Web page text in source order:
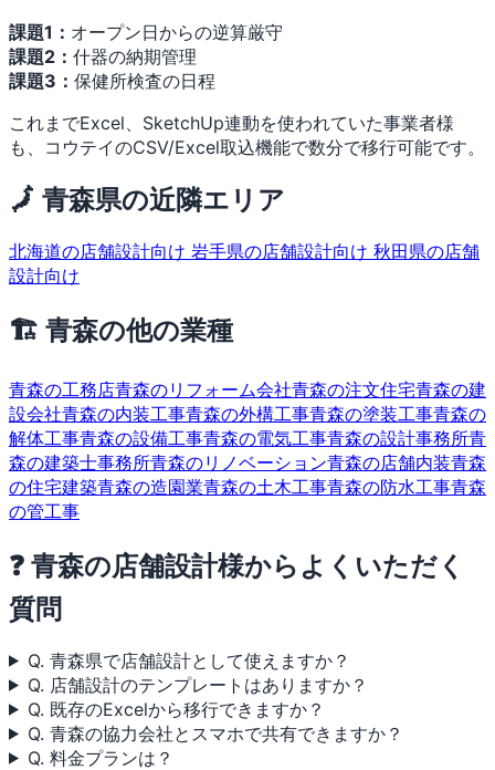
課題1： オープン日からの逆算厳守
課題2： 什器の納期管理
課題3： 保健所検査の日程
これまでExcel、SketchUp連動を使われていた事業者様
も、コウテイのCSV/Excel取込機能で数分で移行可能です。
🗾 青森県の近隣エリア
北海道の店舗設計向け 岩手県の店舗設計向け 秋田県の店舗
設計向け
🏗 青森の他の業種
青森の工務店青森のリフォーム会社青森の注文住宅青森の建
設会社青森の内装工事青森の外構工事青森の塗装工事青森の
解体工事青森の設備工事青森の電気工事青森の設計事務所青
森の建築士事務所青森のリノベーション青森の店舗内装青森
の住宅建築青森の造園業青森の土木工事青森の防水工事青森
の管工事
❓ 青森の店舗設計様からよくいただく
質問
Q. 青森県で店舗設計として使えますか？
Q. 店舗設計のテンプレートはありますか？
Q. 既存のExcelから移行できますか？
Q. 青森の協力会社とスマホで共有できますか？
Q. 料金プランは？